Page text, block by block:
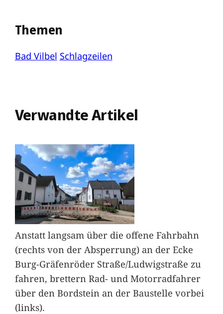
Themen
Bad Vilbel Schlagzeilen
Verwandte Artikel
Anstatt langsam über die offene Fahrbahn
(rechts von der Absperrung) an der Ecke
Burg-Gräfenröder Straße/Ludwigstraße zu
fahren, brettern Rad- und Motorradfahrer
über den Bordstein an der Baustelle vorbei
(links).